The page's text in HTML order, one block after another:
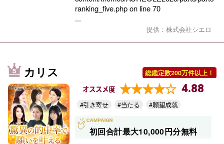
ranking_five.phpon line70
...
提供：株式会社シエロ
カリス 総鑑定数200万件以上！
オススメ度 4.88
#引き寄せ #当たる #願望成就
初回合計最大10,000円分無料